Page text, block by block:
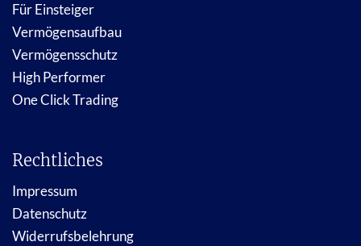
Für Einsteiger
Vermögensaufbau
Vermögensschutz
High Performer
One Click Trading
Rechtliches
Impressum
Datenschutz
Widerrufsbelehrung